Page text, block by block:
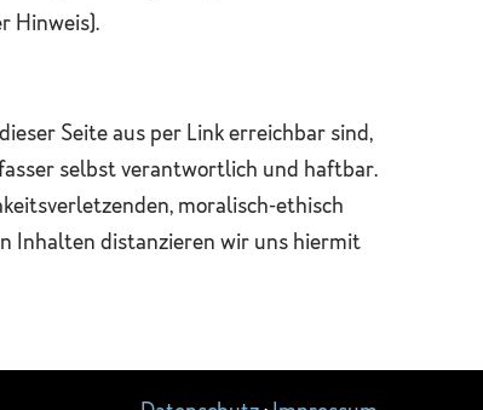
Hinweis).
Seite aus per Link erreichbar sind,
selbst verantwortlich und haftbar.
moralisch-ethisch
Inhalten distanzieren wir uns hiermit